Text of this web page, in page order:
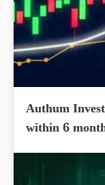
Authum
within 6